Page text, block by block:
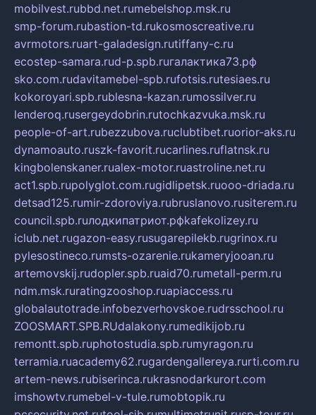
mobilvest.rubbd.net.rumebelshop.msk.ru
smp-forum.rubastion-td.rukosmoscreative.ru
avrmotors.ruart-galadesign.rutiffany-c.ru
ecostep-samara.rud-p.spb.ruгалактика73.рф
sko.com.rudavitamebel-spb.rufotsis.rutesiaes.ru
kokoroyari.spb.rublesna-kazan.rumossilver.ru
lenderoq.rusergeydobrin.rutochkazvuka.msk.ru
people-of-art.rubezzubova.ruclubtibet.ruorior-aks.ru
dynamoauto.ruszk-favorit.rucarlines.ruflatnsk.ru
kingbolenskaner.rualex-motor.ruastroline.net.ru
act1.spb.rupolyglot.com.rugidlipetsk.ruooo-driada.ru
detsad125.rumir-zdoroviya.rubruslanovo.rusiterem.ru
council.spb.ruлодкипатриот.рфkafekolizey.ru
iclub.net.rugazon-easy.rusugarepilekb.rugrinox.ru
pylesostineco.rumsts-ozarenie.rukameryjooan.ru
artemovskij.rudopler.spb.ruaid70.rumetall-perm.ru
ndm.msk.ruratingzooshop.ruapiaccess.ru
globalautotrade.infobezverhovskoe.rudrsschool.ru
ZOOSMART.SPB.RUdalakony.rumedikijob.ru
remontt.spb.ruphotostudia.spb.rumyragon.ru
terramia.ruacademy62.rugardengallereya.rurti.com.ru
artem-news.rubiserinca.rukrasnodarkurort.com
imshowtv.rumebel-v-tule.rumobtopik.ru